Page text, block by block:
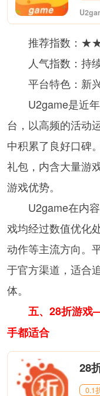
推荐指数：
人气指数：持
平台特色：新
U2game是近
台，以高频的活动
中积累了良好口碑
礼包，内含大量游
游戏优势。
U2game在内
戏均经过数值优化
动作等主流方向。
于官方渠道，适合
体。
五、28折游
手都适合
28
0.1